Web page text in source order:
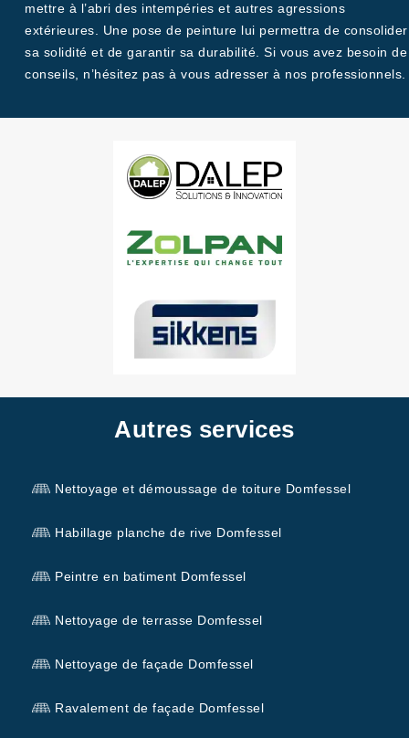
mettre à l’abri des intempéries et autres agressions
extérieures. Une pose de peinture lui permettra de consolider
sa solidité et de garantir sa durabilité. Si vous avez besoin de
conseils, n’hésitez pas à vous adresser à nos professionnels.
Autres services
Nettoyage et démoussage de toiture Domfessel
Habillage planche de rive Domfessel
Peintre en batiment Domfessel
Nettoyage de terrasse Domfessel
Nettoyage de façade Domfessel
Ravalement de façade Domfessel